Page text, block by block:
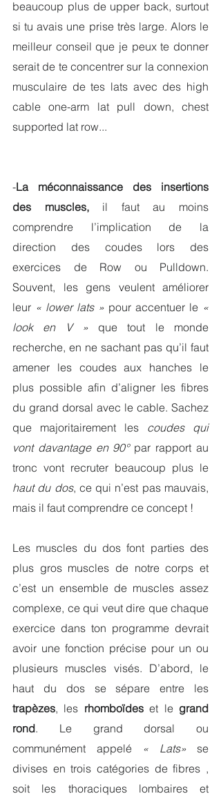
beaucoup plus de upper back, surtout
si tu avais une prise très large. Alors le
meilleur conseil que je peux te donner
serait de te concentrer sur la connexion
musculaire de tes lats avec des high
cable one-arm lat pull down, chest
supported lat row...
-La méconnaissance des insertions
des muscles, il faut
au moins
comprendre l’implication de la
direction des coudes lors des
exercices de Row ou Pulldown.
Souvent, les gens veulent améliorer
leur « lower lats » pour accentuer le «
look en V »
que tout le monde
recherche, en ne sachant pas qu’il faut
amener les coudes aux hanches le
plus possible afin d’aligner les fibres
du grand dorsal avec le cable. Sachez
que majoritairement les coudes qui
vont davantage en 90° par rapport au
tronc vont recruter beaucoup plus le
haut du dos, ce qui n’est pas mauvais,
mais il faut comprendre ce concept !
Les muscles du dos font parties des
plus gros muscles de notre corps et
c’est un ensemble de muscles assez
complexe, ce qui veut dire que chaque
exercice dans ton programme devrait
avoir une fonction précise pour un ou
plusieurs muscles visés. D’abord, le
trapèzes, les rhomboïdes et le grand
rond. Le grand dorsal ou
communément appelé « Lats»
se
divises en trois catégories de fibres ,
soit les thoraciques lombaires et